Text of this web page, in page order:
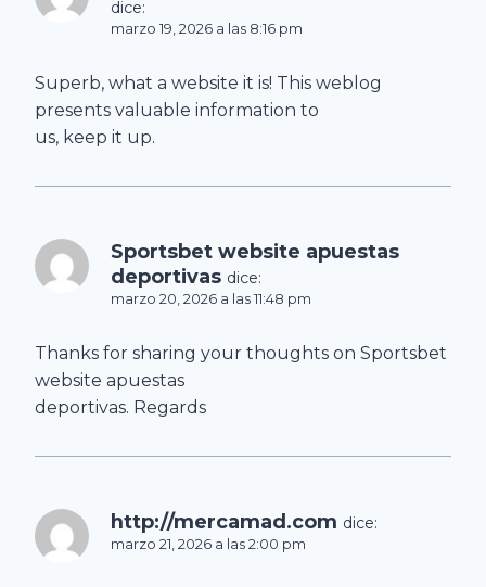
dice:
marzo 19, 2026 a las 8:16 pm
Superb, what a website it is! This weblog
presents valuable information to
us, keep it up.
Sportsbet website apuestas
deportivas dice:
marzo 20, 2026 a las 11:48 pm
Thanks for sharing your thoughts on Sportsbet
website apuestas
deportivas. Regards
http://mercamad.com dice:
marzo 21, 2026 a las 2:00 pm